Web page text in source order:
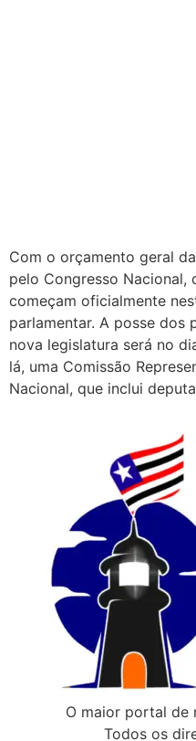
Com o orçamento geral
pelo Congresso Nacional,
começam oficialmente
parlamentar. A posse dos
nova legislatura será no
lá, uma Comissão
Nacional, que inclui
O maior portal de
Todos os